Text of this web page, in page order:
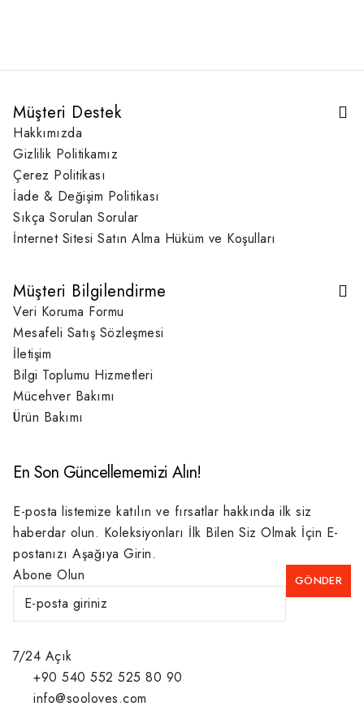
Müşteri Destek
Hakkımızda
Gizlilik Politikamız
Çerez Politikası
İade & Değişim Politikası
Sıkça Sorulan Sorular
İnternet Sitesi Satın Alma Hüküm ve Koşulları
Müşteri Bilgilendirme
Veri Koruma Formu
Mesafeli Satış Sözleşmesi
İletişim
Bilgi Toplumu Hizmetleri
Mücehver Bakımı
Ürün Bakımı
En Son Güncellememizi Alın!
E-posta listemize katılın ve fırsatlar hakkında ilk siz
haberdar olun. Koleksiyonları İlk Bilen Siz Olmak İçin E-
postanızı Aşağıya Girin.
Abone Olun
7/24 Açık
+90 540 552 525 80 90
info@sooloves.com